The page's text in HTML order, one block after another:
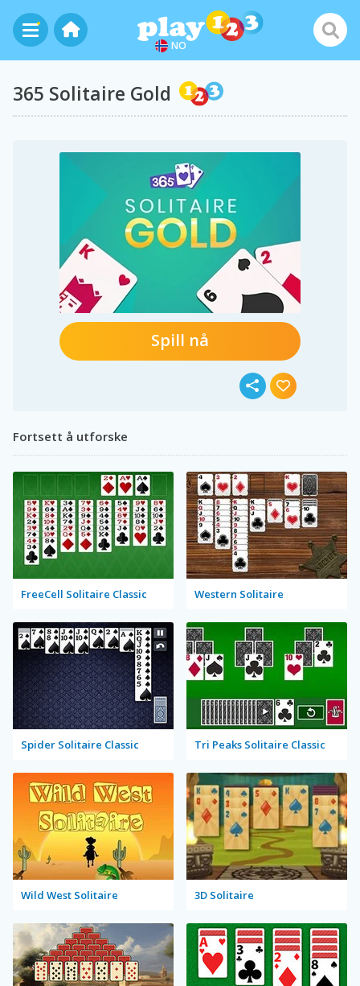
NO
365 Solitaire Gold
Spill nå
Fortsett å utforske
FreeCell Solitaire Classic Western Solitaire
Spider Solitaire Classic Tri Peaks Solitaire Classic
Wild West Solitaire 3D Solitaire